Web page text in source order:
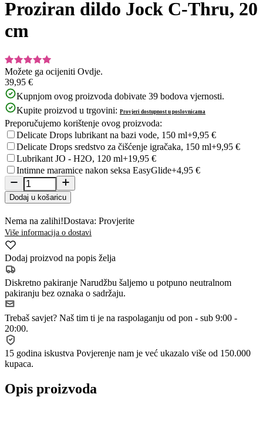
Proziran dildo Jock C-Thru, 20
cm
Možete ga ocijeniti Ovdje.
39,95 €
Kupnjom ovog proizvoda dobivate 39 bodova vjernosti.
Kupite proizvod u trgovini: Provjeri dostupnost u poslovnicama
Preporučujemo korištenje ovog proizvoda:
Delicate Drops lubrikant na bazi vode, 150 ml+9,95 €
Delicate Drops sredstvo za čišćenje igračaka, 150 ml+9,95 €
Lubrikant JO - H2O, 120 ml+19,95 €
Intimne maramice nakon seksa EasyGlide+4,95 €
Dodaj u košaricu
Nema na zalihi!Dostava: Provjerite
Više informacija o dostavi
Dodaj proizvod na popis želja
Diskretno pakiranje Narudžbu šaljemo u potpuno neutralnom
pakiranju bez oznaka o sadržaju.
Trebaš savjet? Naš tim ti je na raspolaganju od pon - sub 9:00 -
20:00.
15 godina iskustva Povjerenje nam je već ukazalo više od 150.000
kupaca.
Opis proizvoda